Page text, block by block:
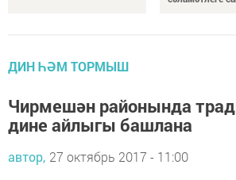
ДИН ҺӘМ ТОРМЫШ
Чирмешән районында
дине айлыгы башлана
автор, 27 октябрь 2017 - 11:00